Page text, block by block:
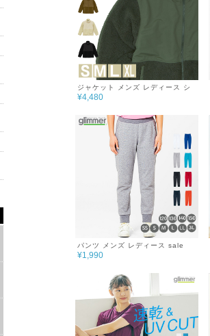
ジャケット メンズ レディース シ
ンプル チーム サークル 無地 おし
フリース スタンドジャケット 裏地
¥4,480
パンツ メンズ レディース sale
DRY スウェット シンプル チーム
秋 冬 服 ドライ スウェットパンツ
ゆったり 巣ごもり 7.7oz
¥1,990